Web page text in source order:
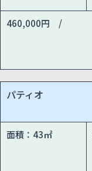
460,000円 /
パティオ
面積：43㎡